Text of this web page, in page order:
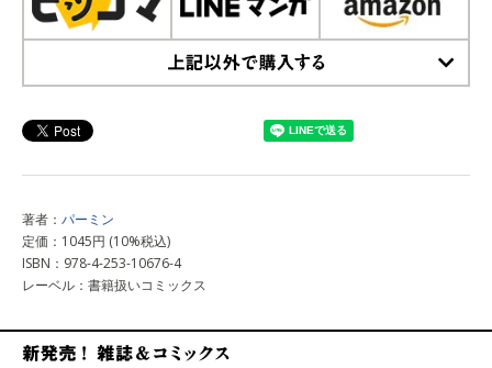
著者： パーミン
定価：1045円 (10%税込)
ISBN：978-4-253-10676-4
レーベル：書籍扱いコミックス